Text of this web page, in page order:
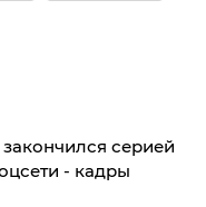
серией
- кадры